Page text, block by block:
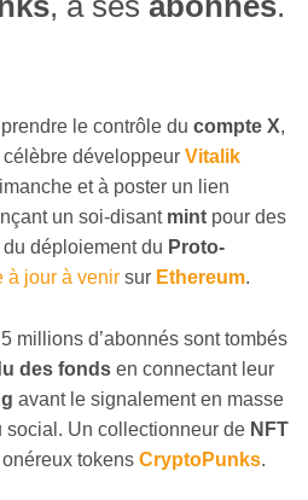
le contrôle du compte X,
célèbre développeur Vitalik
et à poster un lien
un soi-disant mint pour des
déploiement du Proto-
à jour à venir sur Ethereum.
millions d’abonnés sont tombés
des fonds en connectant leur
avant le signalement en masse
social. Un collectionneur de NFT
tokens CryptoPunks.